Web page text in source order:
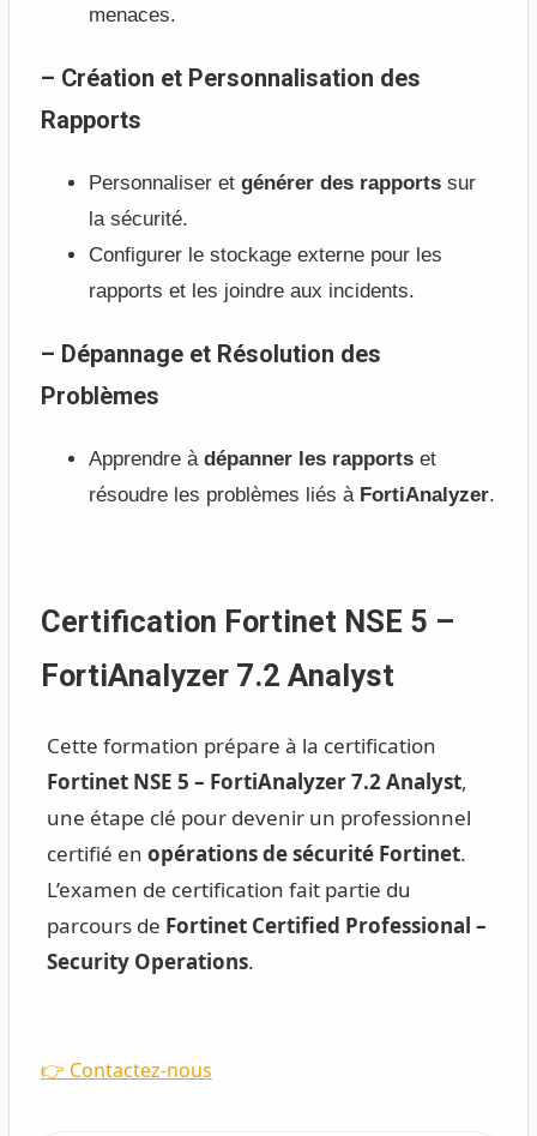
menaces.
– Création et Personnalisation des
Rapports
Personnaliser et générer des rapportssur
la sécurité.
Configurer le stockage externe pour les
rapports et les joindre aux incidents.
– Dépannage et Résolution des
Problèmes
Apprendre à dépanner les rapportset
résoudre les problèmes liés à FortiAnalyzer.
Certification Fortinet NSE 5 –
FortiAnalyzer 7.2 Analyst
Cette formation prépare à la certification
Fortinet NSE 5 – FortiAnalyzer 7.2 Analyst,
une étape clé pour devenir un professionnel
certifié en opérations de sécurité Fortinet.
L’examen de certification fait partie du
parcours de Fortinet Certified Professional –
Security Operations.
👉 Contactez-nous